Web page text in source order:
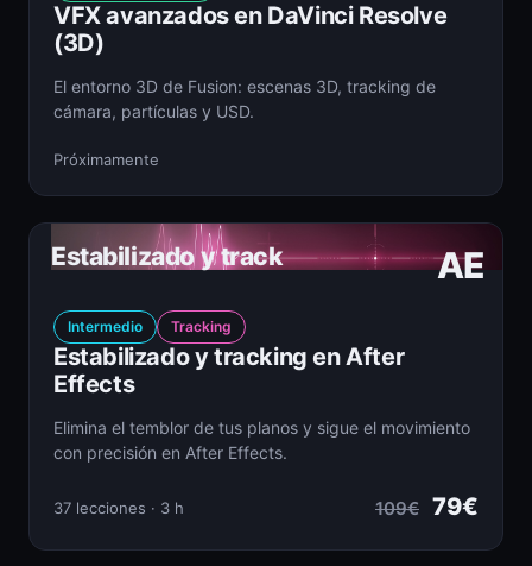
VFX avanzados en DaVinci Resolve
(3D)
El entorno 3D de Fusion: escenas 3D, tracking de
cámara, partículas y USD.
Próximamente
AE
Estabilizado y track
Intermedio Tracking
Estabilizado y tracking en After
Effects
Elimina el temblor de tus planos y sigue el movimiento
con precisión en After Effects.
37 lecciones · 3 h 109€ 79€